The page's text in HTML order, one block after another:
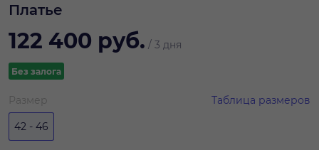
Платье
122 400 руб. / 3 дня
Без залога
Таблица размеров
Размер
42 - 46